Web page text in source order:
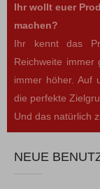
Ihr wollt euer
machen?
Ihr kennt das
Reichweite
immer höher. Auf
die perfekte
Und das natürlich
NEUE